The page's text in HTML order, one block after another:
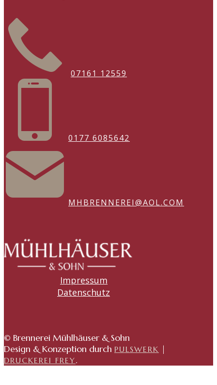
07161 12559
0177 6085642
MHBRENNEREI@AOL.COM
Impressum
Datenschutz
© Brennerei Mühlhäuser & Sohn
Design & Konzeption durch PULSWERK |
DRUCKEREI FREY.